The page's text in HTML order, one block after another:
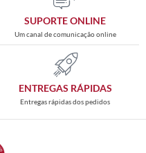
SUPORTE ONLINE
Um canal de comunicação online
ENTREGAS RÁPIDAS
Entregas rápidas dos pedidos